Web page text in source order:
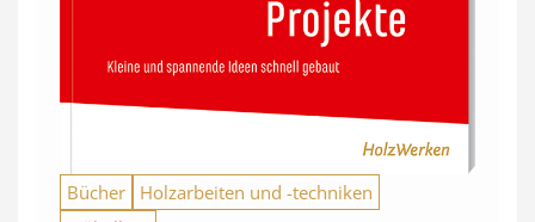
Bücher
Holzarbeiten und -techniken